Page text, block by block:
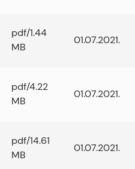
pdf/1.44
MB
01.07.2021.
pdf/4.22
MB
01.07.2021.
pdf/14.61
MB
01.07.2021.